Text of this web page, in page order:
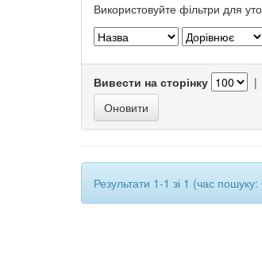
Використовуйте фільтри для
Вивести на сторінку |
Результати 1-1 зі 1 (час